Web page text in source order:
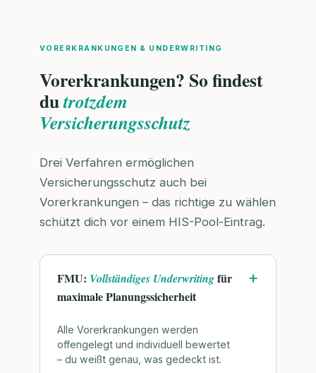
VORERKRANKUNGEN & UNDERWRITING
Vorerkrankungen? So findest
dutrotzdem
Versicherungsschutz
Drei Verfahren ermöglichen
Versicherungsschutz auch bei
Vorerkrankungen – das richtige zu wählen
schützt dich vor einem HIS-Pool-Eintrag.
FMU: Vollständiges Underwritingfür
maximale Planungssicherheit
Alle Vorerkrankungen werden
offengelegt und individuell bewertet
– du weißt genau, was gedeckt ist.